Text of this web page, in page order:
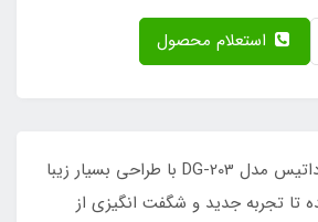
اجاق گاز صفحه ای داتیس مدل DG-203 با طراحی بسیار زیبا
تا تجربه جدید و شگفت انگیزی از